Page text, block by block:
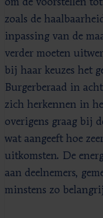
om de voorstellen
zoals de
inpassing van de
verder moeten
bij haar keuzes het
Burgerberaad in
zich herkennen in
overigens graag bij
wat aangeeft hoe
uitkomsten. De
aan deelnemers,
minstens zo